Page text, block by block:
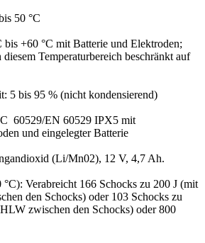
50 °C
bis +60 °C mit Batterie und Elektroden;
Temperaturbereich beschränkt auf
5 bis 95 % (nicht kondensierend)
60529/EN 60529 IPX5 mit
und eingelegter Batterie
(Li/Mn02), 12 V, 4,7 Ah.
Verabreicht 166 Schocks zu 200 J (mit
den Schocks) oder 103 Schocks zu
zwischen den Schocks) oder 800